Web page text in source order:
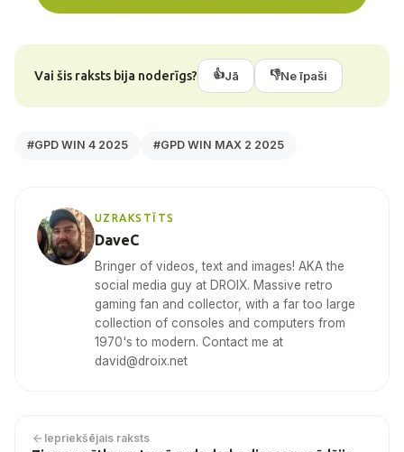
Vai šis raksts bija noderīgs? 👍Jā 👎Ne īpaši
#GPD WIN 4 2025 #GPD WIN MAX 2 2025
UZRAKSTĪTS
DaveC
Bringer of videos, text and images! AKA the
social media guy at DROIX. Massive retro
gaming fan and collector, with a far too large
collection of consoles and computers from
1970's to modern. Contact me at
david@droix.net
Iepriekšējais raksts